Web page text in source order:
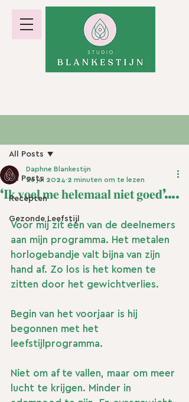
All Posts
Recepten
Gezonde Leefstijl
All Posts
‘𝐈𝐤 𝐯𝐨𝐞𝐥 𝐦𝐞 𝐡𝐞𝐥𝐞𝐦𝐚𝐚𝐥 𝐧𝐢𝐞𝐭 𝐠𝐨𝐞𝐝’….
Daphne Blankestijn
26 jul 2024 2 minuten om te lezen
Voor mij zit één van de deelnemers
aan mijn programma. Het metalen
horlogebandje valt bijna van zijn
hand af. Zo los is het komen te
zitten door het gewichtverlies.
Begin van het voorjaar is hij
begonnen met het
leefstijlprogramma.
Niet om af te vallen, maar om meer
lucht te krijgen. Minder in